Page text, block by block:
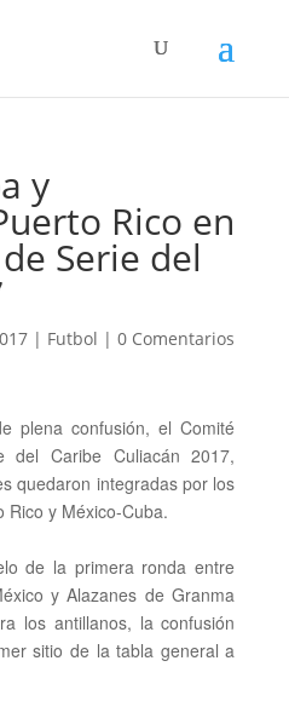
y
Rico en
Serie del
| Futbol | 0 Comentarios
plena confusión, el Comité
del Caribe Culiacán 2017,
quedaron integradas por los
Rico y México-Cuba.
de la primera ronda entre
y Alazanes de Granma
los antillanos, la confusión
sitio de la tabla general a